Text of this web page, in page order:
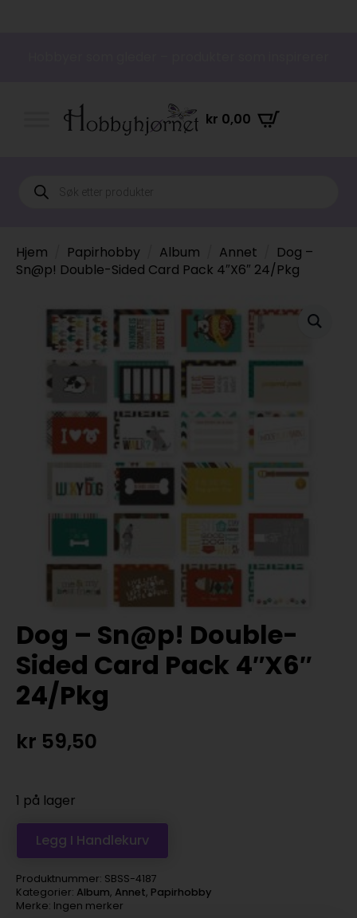
kr 0,00
Products
search
Hjem Papirhobby Album Annet
Dog –
Sn@p! Double-Sided Card Pack 4″X6″ 24/Pkg
Dog – Sn@p! Double-
Sided Card Pack 4″X6″
24/Pkg
kr 59,50
1 på lager
Legg I Handlekurv
Produktnummer: SBSS-4187
Kategorier: Album, Annet, Papirhobby
Merke: Ingen merker